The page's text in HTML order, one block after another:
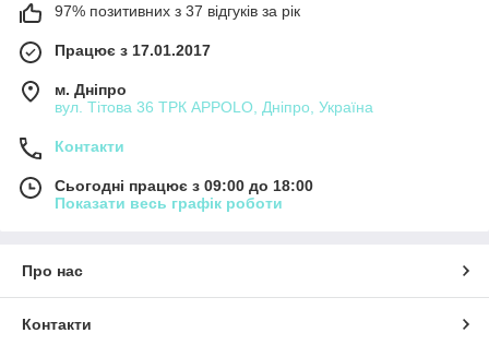
97% позитивних з 37 відгуків за рік
Працює з 17.01.2017
м. Дніпро
вул. Тітова 36 ТРК APPOLO, Дніпро, Україна
Контакти
Сьогодні працює з 09:00 до 18:00
Показати весь графік роботи
Про нас
Контакти